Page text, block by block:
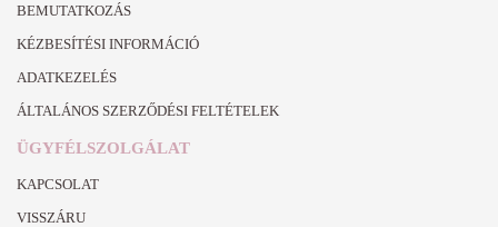
BEMUTATKOZÁS
KÉZBESÍTÉSI INFORMÁCIÓ
ADATKEZELÉS
ÁLTALÁNOS SZERZŐDÉSI FELTÉTELEK
ÜGYFÉLSZOLGÁLAT
KAPCSOLAT
VISSZÁRU